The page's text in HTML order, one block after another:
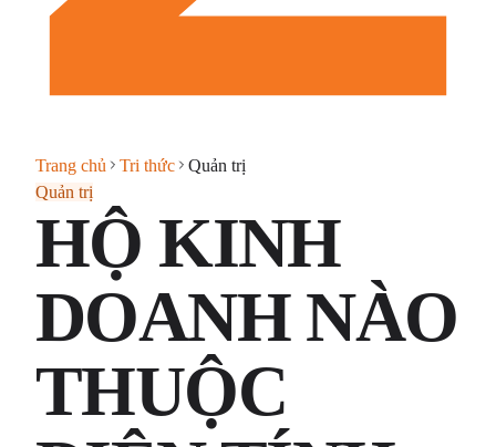
Trang chủ Tri thức
Quản trị
Quản trị
HỘ KINH
DOANH NÀO
THUỘC